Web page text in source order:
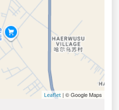
Leaflet | © Google Maps